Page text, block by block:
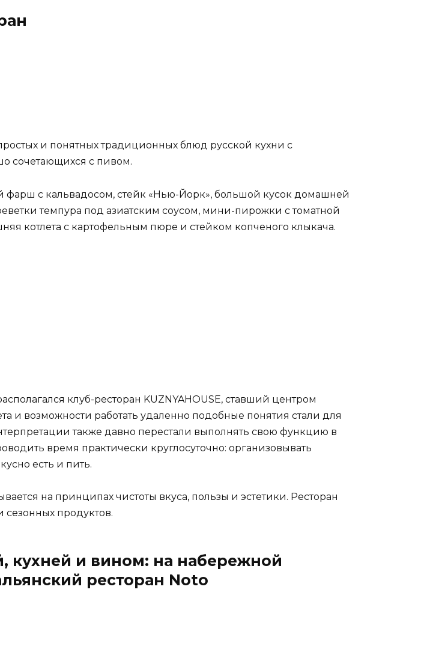
и понятных традиционных блюд русской кухни с
сочетающихся с пивом.
с кальвадосом, стейк «Нью-Йорк», большой кусок домашней
темпура под азиатским соусом, мини-пирожки с томатной
котлета с картофельным пюре и стейком копченого клыкача.
клуб-ресторан KUZNYAHOUSE, ставший центром
и возможности работать удаленно подобные понятия стали для
также давно перестали выполнять свою функцию в
время практически круглосуточно: организовывать
есть и пить.
на принципах чистоты вкуса, пользы и эстетики. Ресторан
продуктов.
кухней и вином: на набережной
ресторан Noto